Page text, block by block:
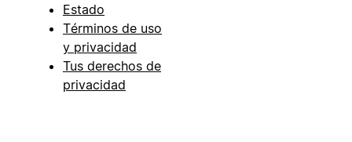
Estado
Términos de uso
y privacidad
Tus derechos de
privacidad